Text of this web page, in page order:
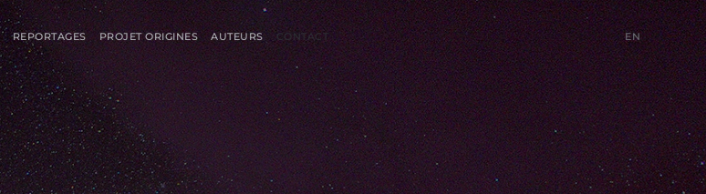
REPORTAGES PROJET ORIGINES AUTEURS CONTACT EN